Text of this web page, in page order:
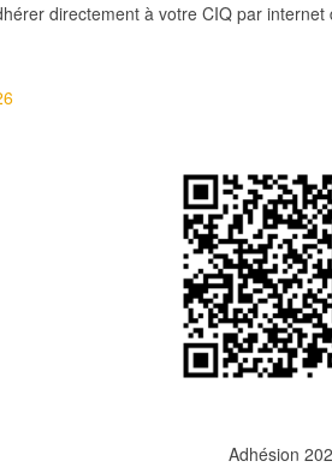
directement à votre CIQ par
Adhésion